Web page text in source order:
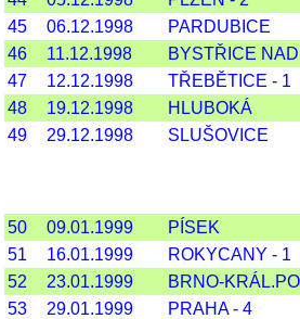
45
06.12.1998
PARDUBICE
46
11.12.1998
BYSTŘICE
47
12.12.1998
TŘEBĚTICE - 1
48
19.12.1998
HLUBOKÁ
49
29.12.1998 SLUŠOVICE
50 09.01.1999
PÍSEK
51
16.01.1999
ROKYCANY - 1
52
23.01.1999
BRNO-
53
29.01.1999
PRAHA - 4